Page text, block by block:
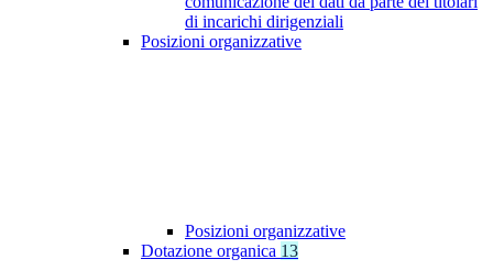
di incarichi dirigenziali
Posizioni organizzative
Posizioni organizzative
Dotazione organica 13